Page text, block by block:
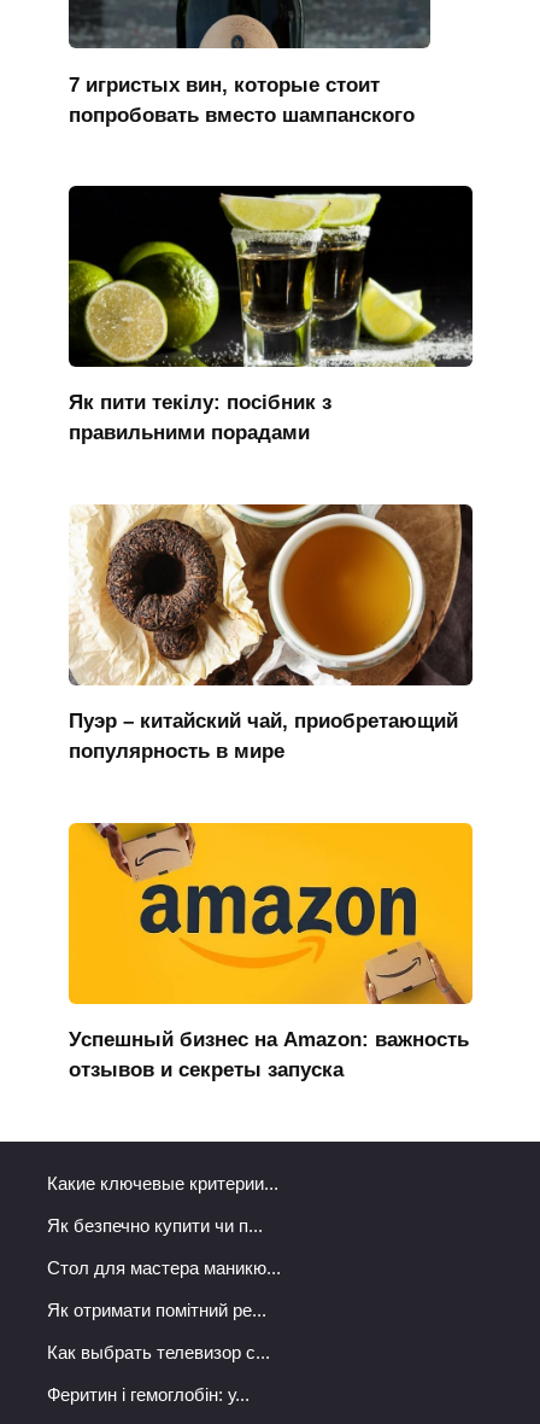
7 игристых вин, которые стоит
попробовать вместо шампанского
Як пити текілу: посібник з
правильними порадами
Пуэр – китайский чай, приобретающий
популярность в мире
Успешный бизнес на Amazon: важность
отзывов и секреты запуска
Какие ключевые критерии...
Як безпечно купити чи п...
Стол для мастера маникю...
Як отримати помітний ре...
Как выбрать телевизор с...
Феритин і гемоглобін: у...